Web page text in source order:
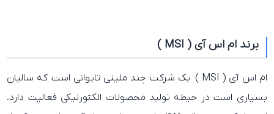
برند ام اس آی ( MSI )
ام اس آی ( MSI ) یک شرکت چند ملیتی تایوانی است که سالیان
بسیاری است در حیطه تولید محصولات الکتورنیکی فعالیت دارد.